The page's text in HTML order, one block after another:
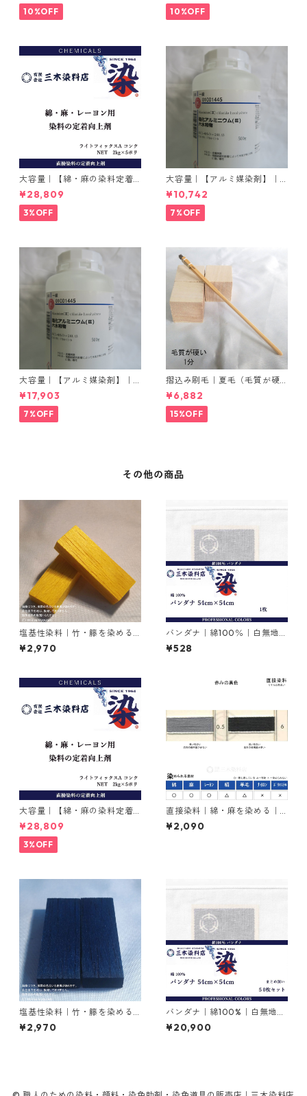
10%OFF 10%OFF
大容量｜【綿・麻の染料定着
向上剤】｜2kg×5本｜ライト
フィックスAコンク
¥28,809
3%OFF
大容量｜【アルミ媒染剤】｜5
00g−3本入り｜塩化アルミニ
ウム
¥10,742
7%OFF
大容量｜【アルミ媒染剤】｜5
00g−5本入り｜塩化アルミニ
ウム
¥17,903
7%OFF
摺込み刷毛｜夏毛（毛質が硬
い）1分｜16本入り＊1セット
¥6,882
15%OFF
その他の商品
塩基性染料｜竹・籐を染める
｜100g｜塩基性エロー（液体
タイプ、黄色）
¥2,970
バンダナ｜綿100％｜白無地｜
54cm×54cm×1枚
¥528
大容量｜【綿・麻の染料定着
向上剤】｜2kg×5本｜ライト
フィックスAコンク
¥28,809
3%OFF
直接染料｜綿・麻を染める｜2
0g｜ダイレクトファストブラ
ックRC（赤みの黒色）
¥2,090
塩基性染料｜竹・籐を染める
｜100g｜塩基性ブラック（黒
色系）
¥2,970
バンダナ｜綿100%｜白無地｜
54cm×54cm｜50枚×1セット
¥20,900